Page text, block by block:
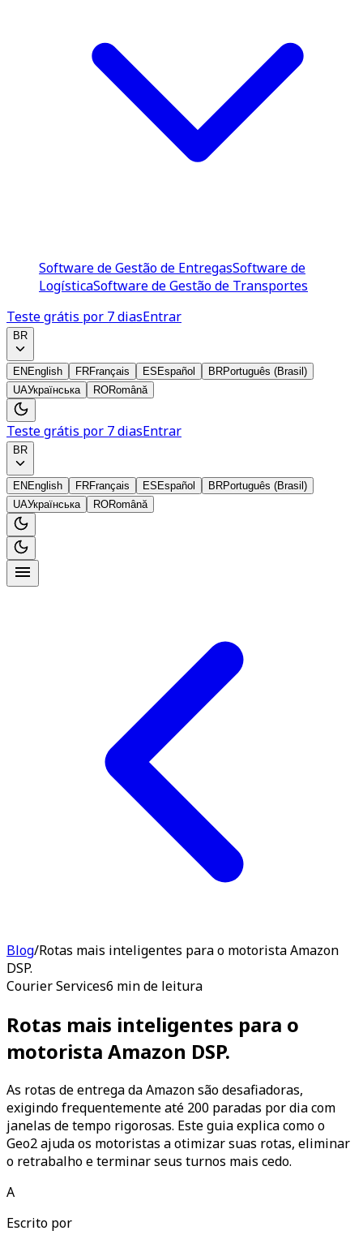
Software de Gestão de EntregasSoftware de
LogísticaSoftware de Gestão de Transportes
Teste grátis por 7 diasEntrar
BR
EN English FRFrançais ES Español BRPortuguês (Brasil)
UAУкраїнська RORomână
Teste grátis por 7 diasEntrar
BR
EN English FRFrançais ES Español BRPortuguês (Brasil)
UAУкраїнська RORomână
Blog/Rotas mais inteligentes para o motorista Amazon
DSP.
Courier Services6 min de leitura
Rotas mais inteligentes para o
motorista Amazon DSP.
As rotas de entrega da Amazon são desafiadoras,
exigindo frequentemente até 200 paradas por dia com
janelas de tempo rigorosas. Este guia explica como o
Geo2 ajuda os motoristas a otimizar suas rotas, eliminar
o retrabalho e terminar seus turnos mais cedo.
A
Escrito por